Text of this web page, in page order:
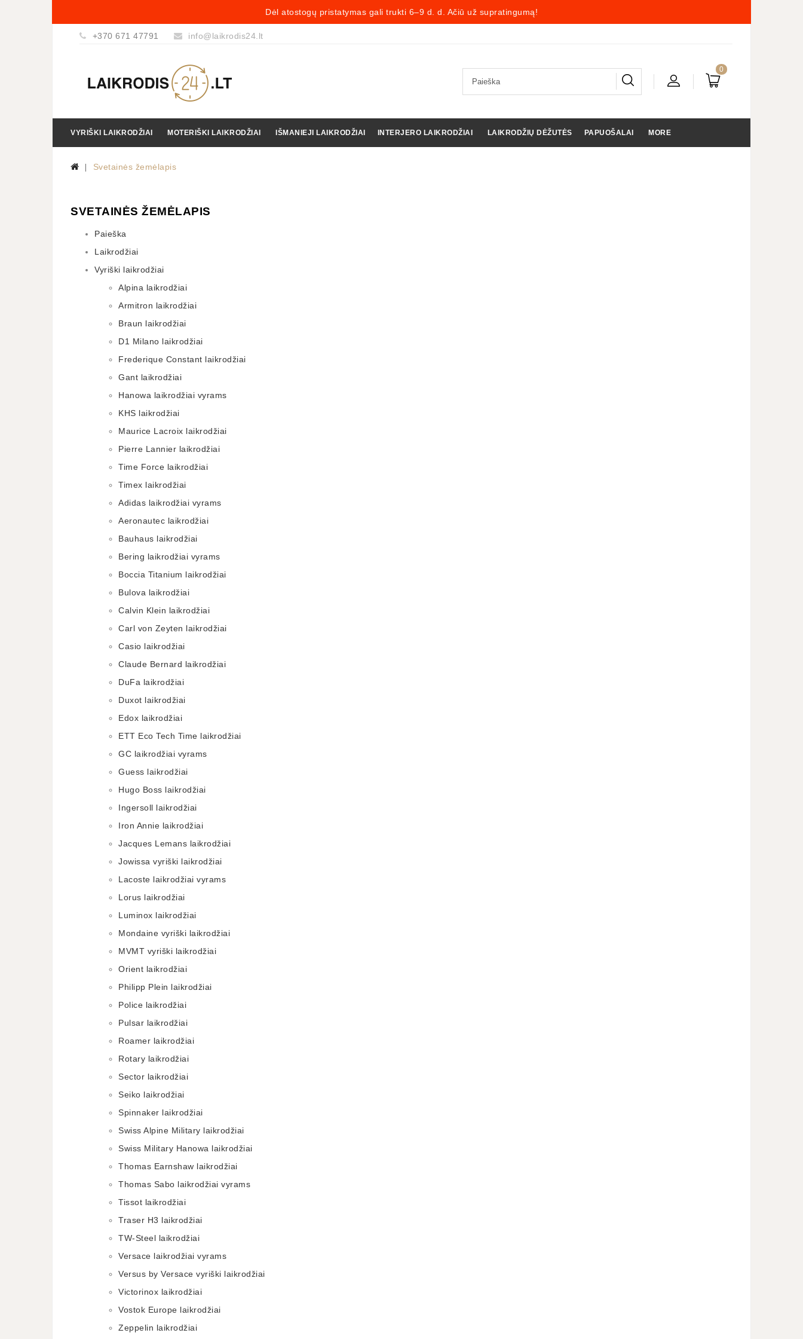
Dėl atostogų pristatymas gali trukti 6–9 d. d. Ačiū už supratingumą!
+370 671 47791 info@laikrodis24.lt
0
VYRIŠKI LAIKRODŽIAI MOTERIŠKI LAIKRODŽIAI IŠMANIEJI LAIKRODŽIAI INTERJERO LAIKRODŽIAI LAIKRODŽIŲ DĖŽUTĖS PAPUOŠALAI MORE
Svetainės žemėlapis
SVETAINĖS ŽEMĖLAPIS
Paieška
Laikrodžiai
Vyriški laikrodžiai
Alpina laikrodžiai
Armitron laikrodžiai
Braun laikrodžiai
D1 Milano laikrodžiai
Frederique Constant laikrodžiai
Gant laikrodžiai
Hanowa laikrodžiai vyrams
KHS laikrodžiai
Maurice Lacroix laikrodžiai
Pierre Lannier laikrodžiai
Time Force laikrodžiai
Timex laikrodžiai
Adidas laikrodžiai vyrams
Aeronautec laikrodžiai
Bauhaus laikrodžiai
Bering laikrodžiai vyrams
Boccia Titanium laikrodžiai
Bulova laikrodžiai
Calvin Klein laikrodžiai
Carl von Zeyten laikrodžiai
Casio laikrodžiai
Claude Bernard laikrodžiai
DuFa laikrodžiai
Duxot laikrodžiai
Edox laikrodžiai
ETT Eco Tech Time laikrodžiai
GC laikrodžiai vyrams
Guess laikrodžiai
Hugo Boss laikrodžiai
Ingersoll laikrodžiai
Iron Annie laikrodžiai
Jacques Lemans laikrodžiai
Jowissa vyriški laikrodžiai
Lacoste laikrodžiai vyrams
Lorus laikrodžiai
Luminox laikrodžiai
Mondaine vyriški laikrodžiai
MVMT vyriški laikrodžiai
Orient laikrodžiai
Philipp Plein laikrodžiai
Police laikrodžiai
Pulsar laikrodžiai
Roamer laikrodžiai
Rotary laikrodžiai
Sector laikrodžiai
Seiko laikrodžiai
Spinnaker laikrodžiai
Swiss Alpine Military laikrodžiai
Swiss Military Hanowa laikrodžiai
Thomas Earnshaw laikrodžiai
Thomas Sabo laikrodžiai vyrams
Tissot laikrodžiai
Traser H3 laikrodžiai
TW-Steel laikrodžiai
Versace laikrodžiai vyrams
Versus by Versace vyriški laikrodžiai
Victorinox laikrodžiai
Vostok Europe laikrodžiai
Zeppelin laikrodžiai